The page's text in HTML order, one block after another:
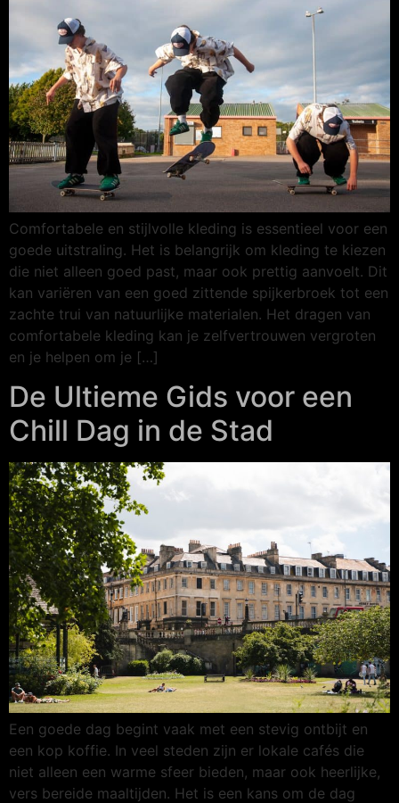
Comfortabele en stijlvolle kleding is essentieel voor een
goede uitstraling. Het is belangrijk om kleding te kiezen
die niet alleen goed past, maar ook prettig aanvoelt. Dit
kan variëren van een goed zittende spijkerbroek tot een
zachte trui van natuurlijke materialen. Het dragen van
comfortabele kleding kan je zelfvertrouwen vergroten
en je helpen om je […]
De Ultieme Gids voor een
Chill Dag in de Stad
Een goede dag begint vaak met een stevig ontbijt en
een kop koffie. In veel steden zijn er lokale cafés die
niet alleen een warme sfeer bieden, maar ook heerlijke,
vers bereide maaltijden. Het is een kans om de dag